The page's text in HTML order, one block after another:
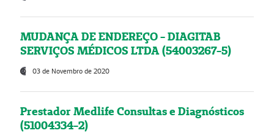
MUDANÇA DE ENDEREÇO - DIAGITAB
SERVIÇOS MÉDICOS LTDA (54003267-5)
03 de Novembro de 2020
Prestador Medlife Consultas e Diagnósticos
(51004334-2)